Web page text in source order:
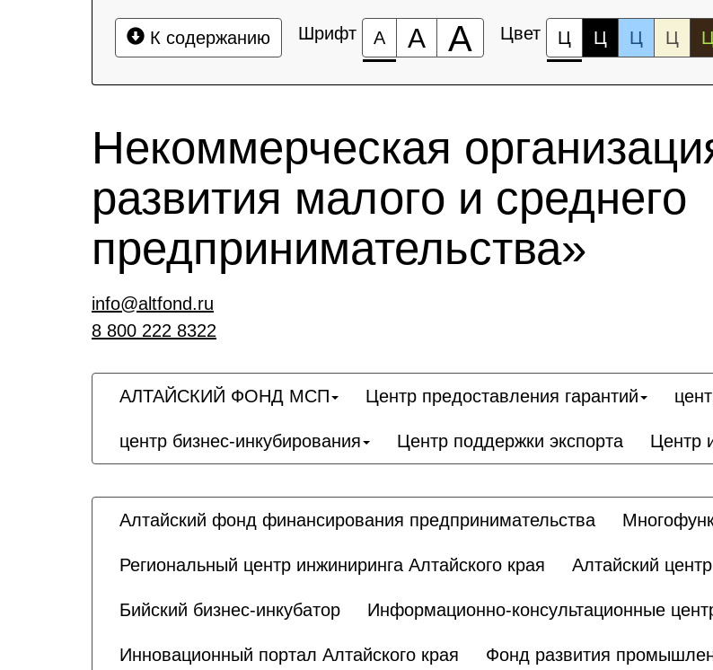
К содержанию Шрифт А А А Цвет Ц Ц Ц Ц
Некоммерческая
развития малого и среднего
предпринимательства»
info@altfond.ru
8 800 222 8322
АЛТАЙСКИЙ ФОНД МСП Центр предоставления гарантий
центр бизнес-инкубирования Центр поддержки экспорта Центр
Алтайский фонд финансирования предпринимательства
Региональный центр инжиниринга Алтайского края Алтайский
Бийский бизнес-инкубатор Информационно-консультационные
Инновационный портал Алтайского края Фонд развития